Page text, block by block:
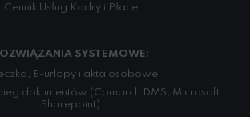
Cennik Usług Kadry i Płace
SYSTEMOWE:
E-urlopy i akta osobowe
dokumentów (Comarch DMS, Microsoft
Sharepoint)